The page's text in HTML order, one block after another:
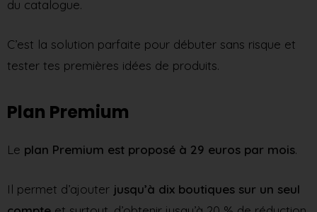
du catalogue.
C’est la solution parfaite pour débuter sans risque et
tester tes premières idées de produits.
Plan Premium
Le plan Premium est proposé à 29 euros par mois.
Il permet d’ajouter jusqu’à dix boutiques sur un seul